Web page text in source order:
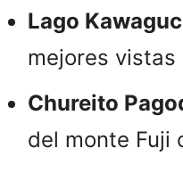
Lago
mejores vistas
Chureito
del monte Fuji